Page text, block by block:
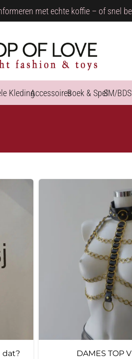
met echte koffie – of snel
KledingAccessoiresBoek & SpelSM/
dat? DAMES TOP